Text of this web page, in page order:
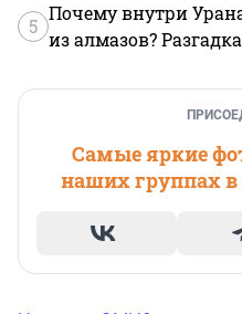
5
Почему внутри
из алмазов?
Самые яркие
наших группах